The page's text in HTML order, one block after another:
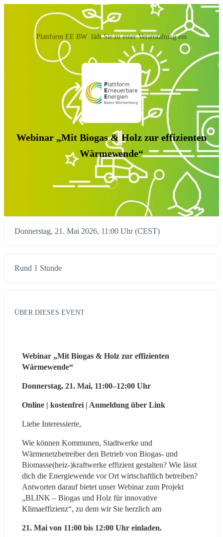
Plattform EE BW ‬ lädt Sie zu einer Veranstaltung ein
Webinar „Mit Biogas & Holz zur effizienten
Wärmewende“
Donnerstag, 21. Mai 2026, 11:00 Uhr (CEST)
Rund 1 Stunde
ÜBER DIESES EVENT
Webinar „Mit Biogas & Holz zur effizienten
Wärmewende“
Donnerstag, 21. Mai, 11:00–12:00 Uhr
Online | kostenfrei | Anmeldung über Link
Liebe Interessierte,
Wie können Kommunen, Stadtwerke und
Wärmenetzbetreiber den Betrieb von Biogas- und
Biomasse(heiz-)kraftwerke effizient gestalten? Wie lässt
dich die Energiewende vor Ort wirtschaftlich betreiben?
Antworten darauf bietet unser Webinar zum Projekt
„BLINK – Biogas und Holz für innovative
Klimaeffizienz“, zu dem wir Sie herzlich am
21. Mai von 11:00 bis 12:00 Uhr einladen.